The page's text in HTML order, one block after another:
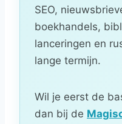
SEO,
boekhandels,
lanceringen en
lange termijn.
Wil je eerst de
dan bij de